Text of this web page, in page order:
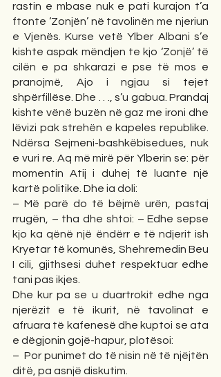
rastin e mbase nuk e pati kurajon t’a
ftonte ‘Zonjën’ në tavolinën me njeriun
e Vjenës. Kurse vetë Ylber Albani s’e
kishte aspak mëndjen te kjo ‘Zonjë’ të
cilën e pa shkarazi e pse të mos e
pranojmë, Ajo i ngjau si tejet
shpërfillëse. Dhe . . ., s’u gabua. Prandaj
kishte vënë buzën në gaz me ironi dhe
lëvizi pak strehën e kapeles republike.
Ndërsa Sejmeni-bashkëbisedues, nuk
e vuri re. Aq më mirë për Ylberin se: për
momentin Atij i duhej të luante një
kartë politike. Dhe ia doli:
– Më parë do të bëjmë urën, pastaj
rrugën, – tha dhe shtoi: – Edhe sepse
kjo ka qënë një ëndërr e të ndjerit ish
Kryetar të komunës, Shehremedin Beu
I cili, gjithsesi duhet respektuar edhe
tani pas ikjes.
Dhe kur pa se u duartrokit edhe nga
njerëzit e të ikurit, në tavolinat e
afruara të kafenesë dhe kuptoi se ata
e dëgjonin gojë-hapur, plotësoi:
–  Por punimet do të nisin në të njëjtën
ditë, pa asnjë diskutim.